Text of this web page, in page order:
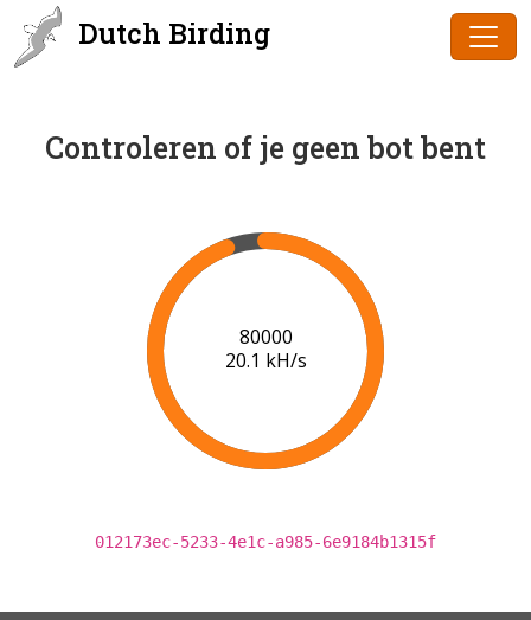
Dutch Birding
Controleren of je geen bot bent
82000
20.0 kH/s
012173ec-5233-4e1c-a985-6e9184b1315f